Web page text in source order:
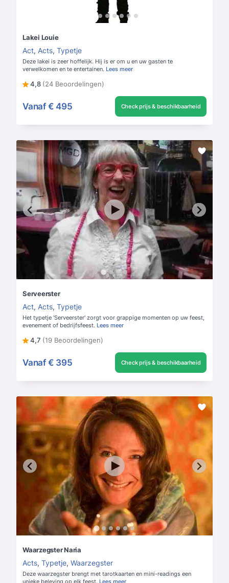
Lakei Louie
Act, Acts, Typetje
Deze lakei is zeer hoffelijk. Hij is er om u en uw gasten te
verwelkomen en te entertainen. Lees meer
4,8 (24 Beoordelingen)
Vanaf € 495 Check prijs & beschikbaarheid
Serveerster
Act, Acts, Typetje
Het typetje 'Serveerster' zorgt voor grappige momenten op uw feest,
evenement of bedrijfsfeest. Lees meer
4,7 (19 Beoordelingen)
Vanaf € 395 Check prijs & beschikbaarheid
Waarzegster Naria
Acts, Typetje, Waarzegster
Deze waarzegster brengt met tarotkaarten en mini-readings een
unieke beleving op elk feest. Lees meer